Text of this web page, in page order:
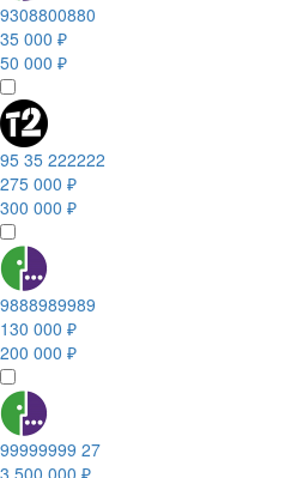
9308800880
35 000 ₽
50 000 ₽
95 35 222222
275 000 ₽
300 000 ₽
9888989989
130 000 ₽
200 000 ₽
99999999 27